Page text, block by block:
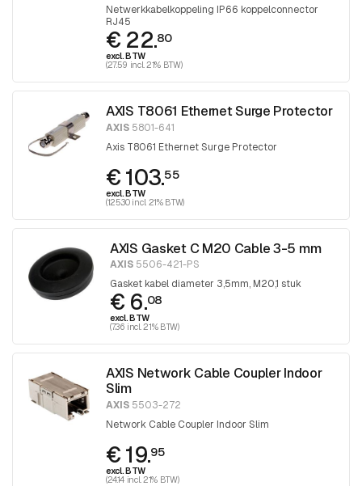
Netwerkkabelkoppeling IP66 koppelconnector
RJ45
€ 22.80
excl. BTW
(27.59 incl. 21% BTW)
AXIS T8061 Ethernet Surge Protector
AXIS 5801-641
Axis T8061 Ethernet Surge Protector
€ 103.55
excl. BTW
(125.30 incl. 21% BTW)
AXIS Gasket C M20 Cable 3-5 mm
AXIS5506-421-PS
Gasket kabel diameter 3,5mm, M20,1 stuk
€ 6.08
excl. BTW
(7.36 incl. 21% BTW)
AXIS Network Cable Coupler Indoor
Slim
AXIS 5503-272
Network Cable Coupler Indoor Slim
€ 19.95
excl. BTW
(24.14 incl. 21% BTW)